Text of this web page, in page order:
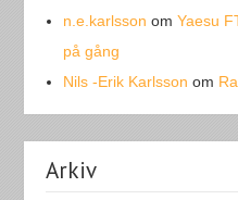
n.e.karlsson omYaesu
på gång
Nils -Erik Karlsson om
Arkiv